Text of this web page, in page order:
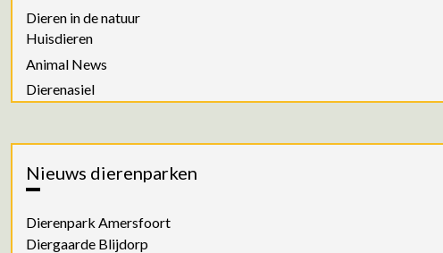
Dieren in de natuur
Huisdieren
Animal News
Dierenasiel
Nieuws dierenparken
Dierenpark Amersfoort
Diergaarde Blijdorp